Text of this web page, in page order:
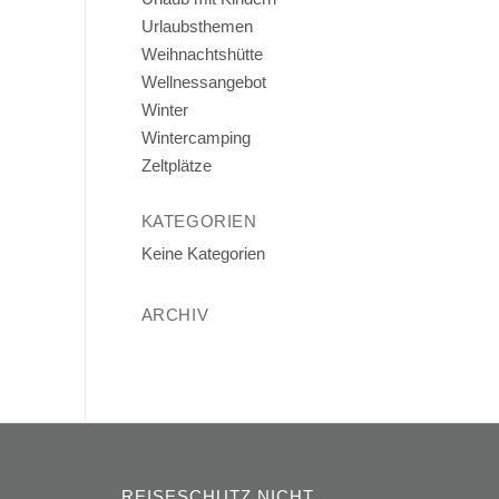
Urlaubsthemen
Weihnachtshütte
Wellnessangebot
Winter
Wintercamping
Zeltplätze
KATEGORIEN
Keine Kategorien
ARCHIV